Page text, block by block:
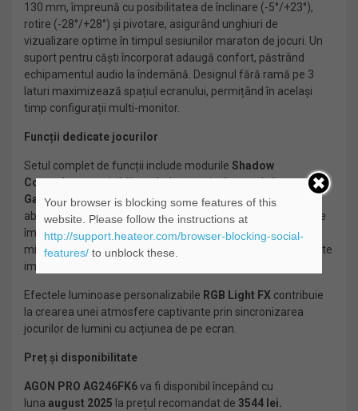
130 mm, împreună cu posibilitatea de înclinare (-5°/+23°),
rotire (-28°/+28°) și pivotare, asigurând unghiuri de
vizualizare optime în timpul sesiunilor maraton de jocuri. Un
suport pentru căști încorporat adaugă confort, păstrând
echipamentul audio la îndemână. Designul fără ramă pe 3
laturi maximizează spațiul ecranului, permițând în același
timp configurații multi-monitor.
Funcții dedicate jocurilor
Setul complet de funcții include modurile Shadow
Controlpentru vizibilitate îmbunătățită în zonele întunecate,
Game Colourpentru claritate vizuală optimă șiDial Point
abilitatea care suprapune pe ecran un reticul pentru precizie
îmbunătățită. În plus, Modul Low Input Lag permite fiecărei
mișcări a mouse-ului și fiecărei apăsare de tastă să fie redate
imediat pe ecran.
Efectele luminoase personalizabile RGB Light FX contribuie
la crearea unei atmosfere captivante prin sincronizarea
jocurilor de lumini cu acțiunea de pe ecran.
Preț și disponibilitate
AGON PRO AG246FK6va fi disponibil începând cu
luna august 2025 la prețul recomandat de 3544 lei.
Your browser is blocking some features of this
website. Please follow the instructions at
http://support.heateor.com/browser-blocking-social-
features/to unblock these.